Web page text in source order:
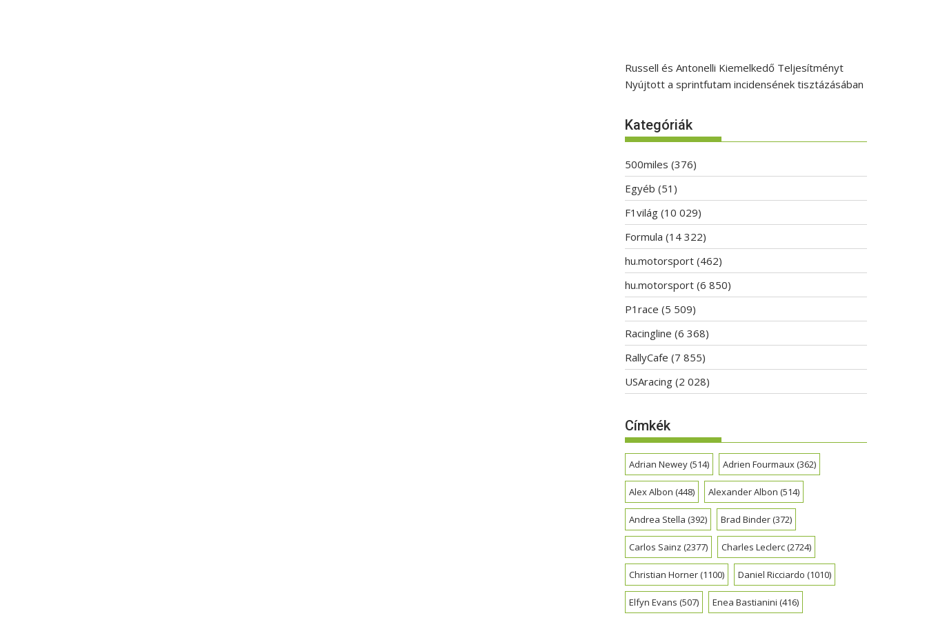
Russell és Antonelli Kiemelkedő Teljesítményt
Nyújtott a sprintfutam incidensének tisztázásában
Kategóriák
500miles (376)
Egyéb (51)
F1világ (10 029)
Formula (14 322)
hu.motorsport (462)
hu.motorsport (6 850)
P1race (5 509)
Racingline (6 368)
RallyCafe (7 855)
USAracing (2 028)
Címkék
Adrian Newey(514) Adrien Fourmaux(362)
Alex Albon (448) Alexander Albon (514)
Andrea Stella (392) Brad Binder(372)
Carlos Sainz (2377) Charles Leclerc(2724)
Christian Horner(1100) Daniel Ricciardo (1010)
Elfyn Evans (507) Enea Bastianini (416)